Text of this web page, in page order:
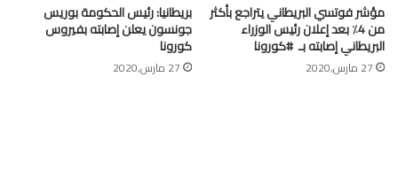
مؤشر فوتسي البريطاني يتراجع بأكثر
من 4٪ بعد إعلان رئيس الوزراء
البريطاني إصابته بـ ⁧ #كورونا⁩
27 مارس,2020
بريطانيا: رئيس الحكومة بوريس
جونسون يعلن إصابته بفيروس
كورونا
27 مارس,2020